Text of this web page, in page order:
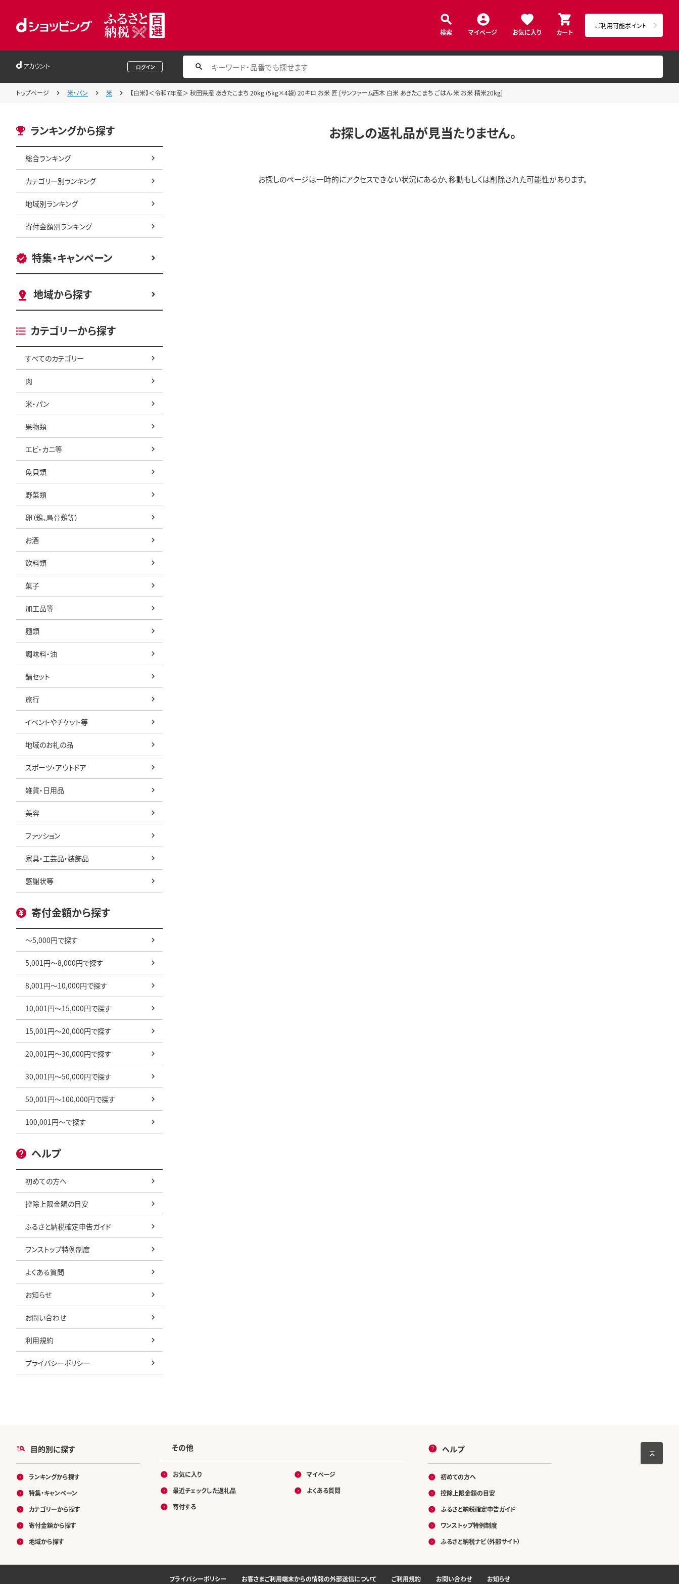
検索 マイページ お気に入り カート
ご利用可能ポイント
アカウント ログイン
トップページ 米・パン 米 【白米】＜令和7年産＞ 秋田県産 あきたこまち 20kg (5kg×4袋) 20キロ お米 匠 [サンファーム西木 白米 あきたこまち ごはん 米 お米 精米20kg]
ランキングから探す
総合ランキング
カテゴリー別ランキング
地域別ランキング
寄付金額別ランキング
特集・キャンペーン
地域から探す
カテゴリーから探す
すべてのカテゴリー
肉
米・パン
果物類
エビ・カニ等
魚貝類
野菜類
卵（鶏、烏骨鶏等）
お酒
飲料類
菓子
加工品等
麺類
調味料・油
鍋セット
旅行
イベントやチケット等
地域のお礼の品
スポーツ・アウトドア
雑貨・日用品
美容
ファッション
家具・工芸品・装飾品
感謝状等
寄付金額から探す
～5,000円で探す
5,001円～8,000円で探す
8,001円～10,000円で探す
10,001円～15,000円で探す
15,001円～20,000円で探す
20,001円～30,000円で探す
30,001円～50,000円で探す
50,001円～100,000円で探す
100,001円～で探す
ヘルプ
初めての方へ
控除上限金額の目安
ふるさと納税確定申告ガイド
ワンストップ特例制度
よくある質問
お知らせ
お問い合わせ
利用規約
プライバシーポリシー
お探しの返礼品が見当たりません。
お探しのページは一時的にアクセスできない状況にあるか、移動もしくは削除された可能性があります。
目的別に探す
ランキングから探す
特集・キャンペーン
カテゴリーから探す
寄付金額から探す
地域から探す
その他
お気に入り
最近チェックした返礼品
寄付する
マイページ
よくある質問
ヘルプ
初めての方へ
控除上限金額の目安
ふるさと納税確定申告ガイド
ワンストップ特例制度
ふるさと納税ナビ（外部サイト）
プライバシーポリシー お客さまご利用端末からの情報の外部送信について ご利用規約 お問い合わせ お知らせ